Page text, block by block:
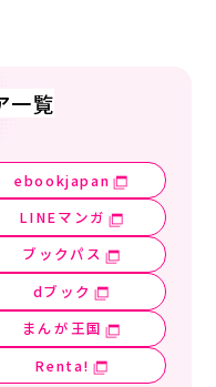
一覧
ebookjapan
LINEマンガ
ブックパス
dブック
まんが王国
Renta!